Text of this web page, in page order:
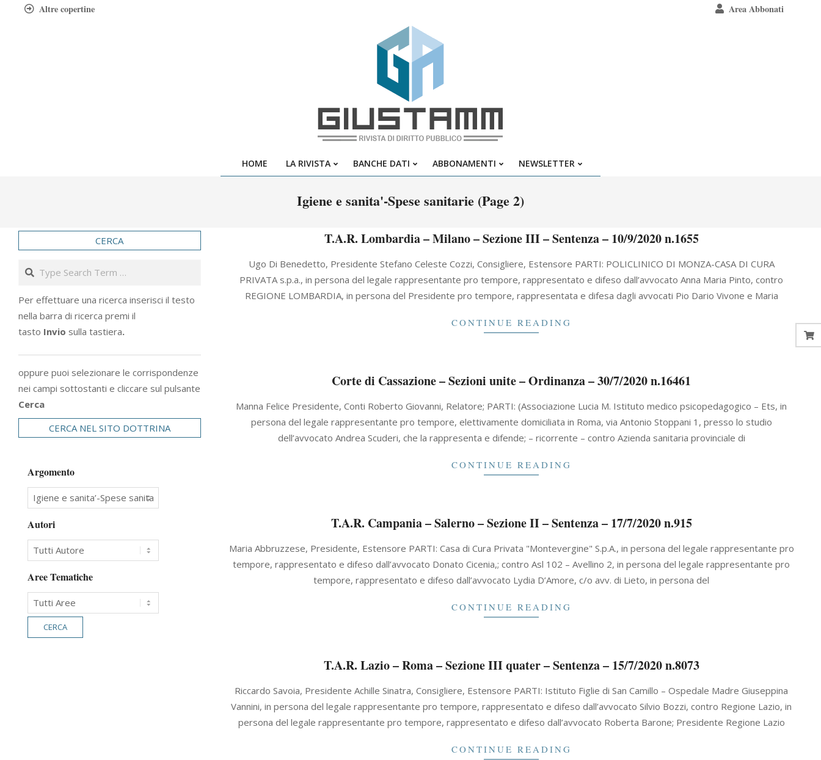
Altre copertine Area Abbonati
Giustamm
Primary
Menu
HOME LA RIVISTA BANCHE DATI ABBONAMENTI NEWSLETTER
Igiene e sanita'-Spese sanitarie (Page 2)
T.A.R. Lombardia – Milano – Sezione III – Sentenza – 10/9/2020 n.1655
Ugo Di Benedetto, Presidente Stefano Celeste Cozzi, Consigliere, Estensore PARTI: POLICLINICO DI MONZA-CASA DI CURA
PRIVATA s.p.a., in persona del legale rappresentante pro tempore, rappresentato e difeso dall’avvocato Anna Maria Pinto, contro
REGIONE LOMBARDIA, in persona del Presidente pro tempore, rappresentata e difesa dagli avvocati Pio Dario Vivone e Maria
CONTINUE READING
Corte di Cassazione – Sezioni unite – Ordinanza – 30/7/2020 n.16461
07-
Manna Felice Presidente, Conti Roberto Giovanni, Relatore; PARTI: (Associazione Lucia M. Istituto medico psicopedagogico – Ets, in
persona del legale rappresentante pro tempore, elettivamente domiciliata in Roma, via Antonio Stoppani 1, presso lo studio
dell’avvocato Andrea Scuderi, che la rappresenta e difende; – ricorrente – contro Azienda sanitaria provinciale di
CONTINUE READING
T.A.R. Campania – Salerno – Sezione II – Sentenza – 17/7/2020 n.915
07-
17
Maria Abbruzzese, Presidente, Estensore PARTI: Casa di Cura Privata "Montevergine" S.p.A., in persona del legale rappresentante pro
tempore, rappresentato e difeso dall’avvocato Donato Cicenia,; contro Asl 102 – Avellino 2, in persona del legale rappresentante pro
tempore, rappresentato e difeso dall’avvocato Lydia D’Amore, c/o avv. di Lieto, in persona del
CONTINUE READING
T.A.R. Lazio – Roma – Sezione III quater – Sentenza – 15/7/2020 n.8073
07-
15
Riccardo Savoia, Presidente Achille Sinatra, Consigliere, Estensore PARTI: Istituto Figlie di San Camillo – Ospedale Madre Giuseppina
Vannini, in persona del legale rappresentante pro tempore, rappresentato e difeso dall’avvocato Silvio Bozzi, contro Regione Lazio, in
persona del legale rappresentante pro tempore, rappresentato e difeso dall’avvocato Roberta Barone; Presidente Regione Lazio
CONTINUE READING
CERCA
Search
Per effettuare una ricerca inserisci il testo
nella barra di ricerca premi il
tasto Invio sulla tastiera.
oppure puoi selezionare le corrispondenze
nei campi sottostanti e cliccare sul pulsante
Cerca
CERCA NEL SITO DOTTRINA
Argomento
Autori
Aree Tematiche